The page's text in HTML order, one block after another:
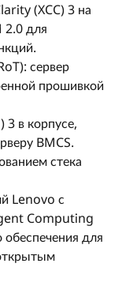
(XCC) 3 на
2.0 для
сервер
прошивкой
3 в корпусе,
BMCS.
стека
Lenovo с
Computing
для